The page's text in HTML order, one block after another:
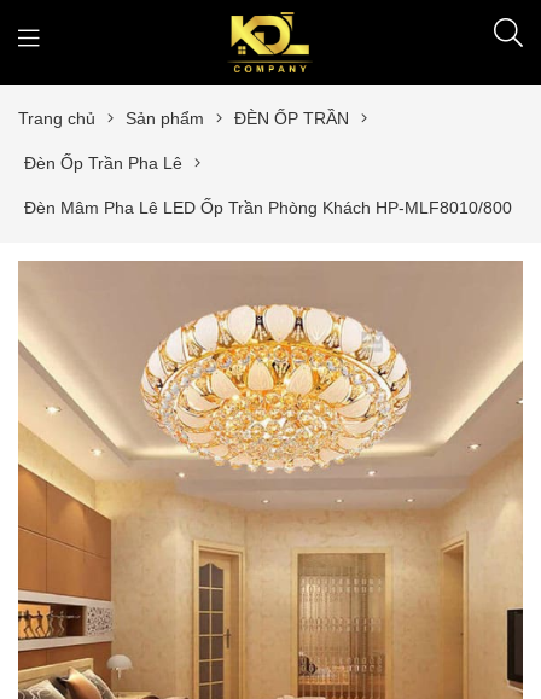
Trang chủ Sản phẩm ĐÈN ỐP TRẦN
Đèn Ốp Trần Pha Lê
Đèn Mâm Pha Lê LED Ốp Trần Phòng Khách HP-MLF8010/800